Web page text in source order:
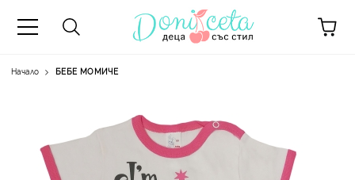
Начало БЕБЕ МОМИЧЕ